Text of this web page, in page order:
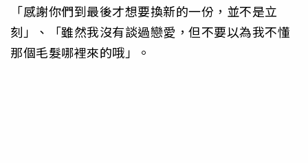
「感謝你們到最後才想要換新的一份，並不是立
刻」、「雖然我沒有談過戀愛，但不要以為我不懂
那個毛髮哪裡來的哦」。